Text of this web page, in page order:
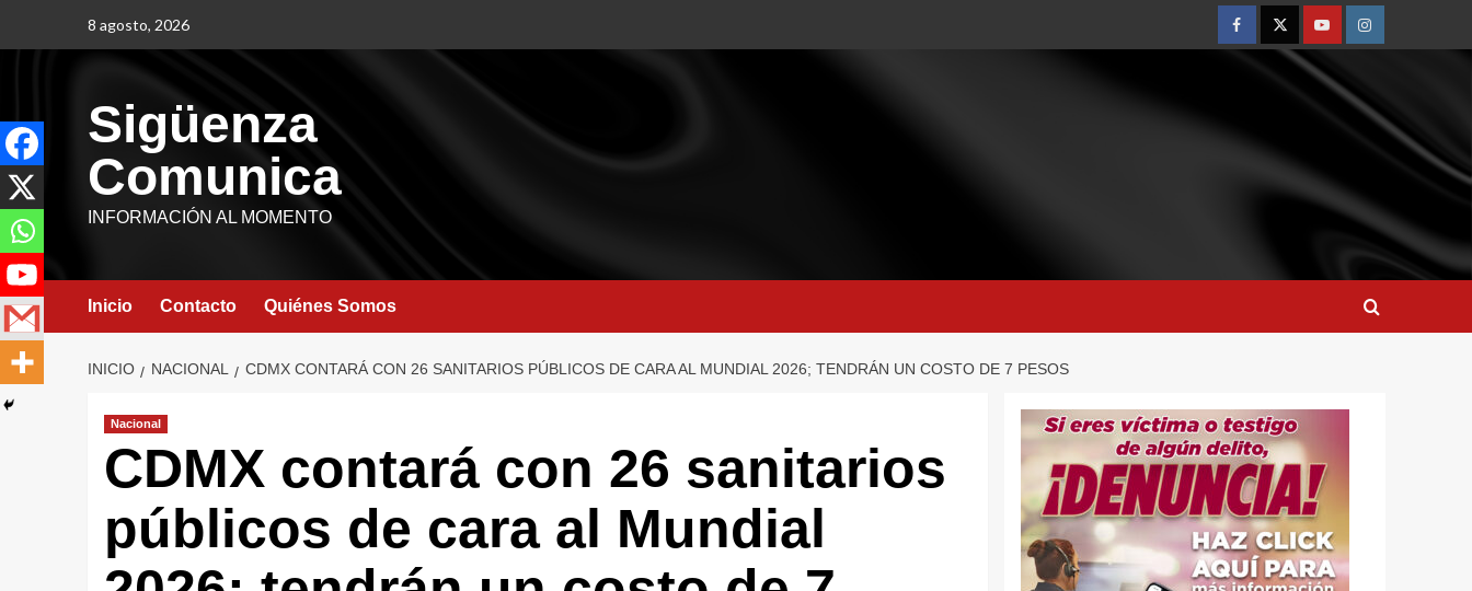
8 agosto, 2026
Sigüenza
Comunica
INFORMACIÓN AL MOMENTO
Inicio Contacto Quiénes Somos
INICIO NACIONAL CDMX CONTARÁ CON 26 SANITARIOS PÚBLICOS DE CARA AL MUNDIAL 2026; TENDRÁN UN COSTO DE 7 PESOS
Nacional
CDMX contará con 26 sanitarios
públicos de cara al Mundial